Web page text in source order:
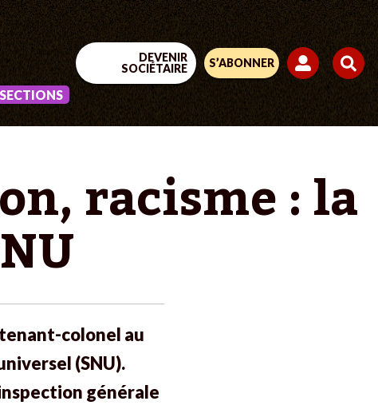
DEVENIR
SOCIÉTAIRE
S’ABONNER
racisme : la
colonel au
(SNU).
générale